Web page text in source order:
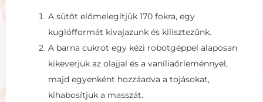
A sütőt előmelegítjük 170 fokra, egy
kuglófformát kivajazunk és kilisztezünk.
A barna cukrot egy kézi robotgéppel alaposan
kikeverjük az olajjal és a vaníliaőrleménnyel,
majd egyenként hozzáadva a tojásokat,
kihabosítjuk a masszát.